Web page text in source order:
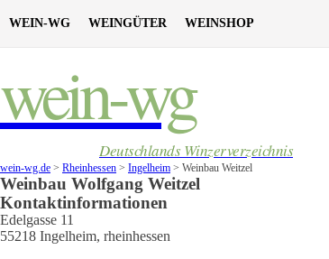
WEIN-WG WEINGÜTER WEINSHOP
wein-wg
Deutschlands Winzerverzeichnis
wein-wg.de > Rheinhessen > Ingelheim > Weinbau Weitzel
Weinbau Wolfgang Weitzel
Kontaktinformationen
Edelgasse 11
55218 Ingelheim, rheinhessen